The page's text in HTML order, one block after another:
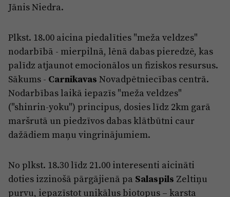
Jānis Niedra.
Plkst. 18.00 aicina piedalīties "meža veldzes"
nodarbībā - mierpilnā, lēnā dabas pieredzē, kas
palīdz atjaunot emocionālos un fiziskos resursus.
Sākums - Carnikavas Novadpētniecības centrā.
Nodarbības laikā iepazīs "meža veldzes"
("shinrin-yoku") principus, dosies līdz 2km garā
maršrutā un piedzīvos dabas klātbūtni caur
dažādiem maņu vingrinājumiem.
No plkst. 18.30 līdz 21.00 interesenti aicināti
doties izzinošā pārgājienā pa Salaspils Zeltiņu
purvu, iepazīstot unikālus biotopus – karsta